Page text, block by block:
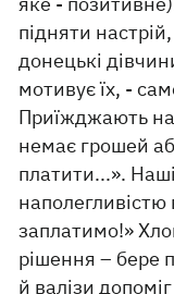
підняти
донецькі
мотивує їх, -
Приїжджають
немає грошей
платити...».
заплатимо!»
рішення – бере
й валізи